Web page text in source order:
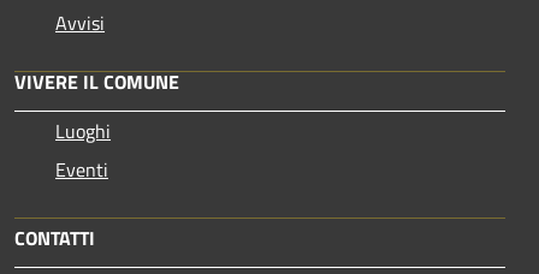
Avvisi
VIVERE IL COMUNE
Luoghi
Eventi
CONTATTI